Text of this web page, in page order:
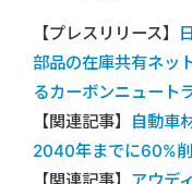
【プレスリリース】
部品の在庫共有ネッ
るカーボンニュート
【関連記事】
自動車
2040年までに60%